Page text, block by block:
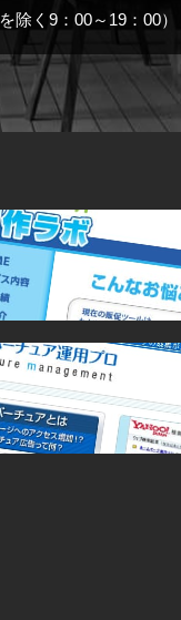
除く9：00～19：00）